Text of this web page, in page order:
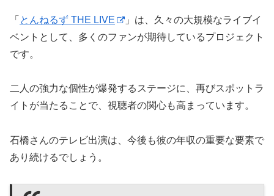
「 とんねるず THE LIVE
」は、久々の大規模なライブイ
ベントとして、多くのファンが期待しているプロジェクト
です。
二人の強力な個性が爆発するステージに、再びスポットラ
イトが当たることで、視聴者の関心も高まっています。
石橋さんのテレビ出演は、今後も彼の年収の重要な要素で
あり続けるでしょう。